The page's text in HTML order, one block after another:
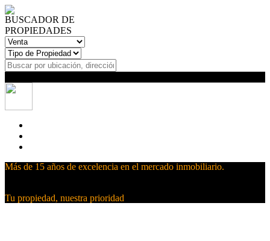
BUSCADOR DE
PROPIEDADES
Más de 15 años de excelencia en el mercado inmobiliario.
Tu propiedad, nuestra prioridad